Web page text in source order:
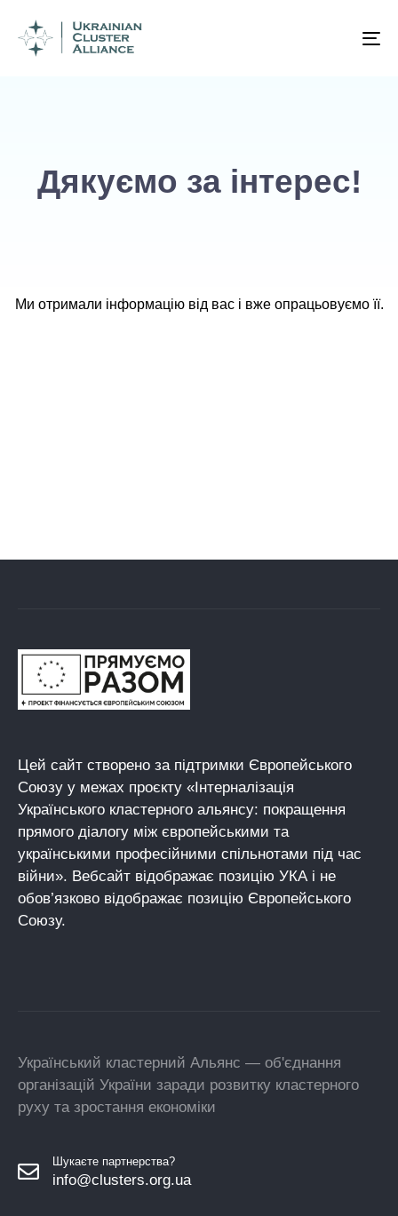
Дякуємо за інтерес!
Ми отримали інформацію від вас і вже опрацьовуємо її.
Цей сайт створено за підтримки Європейського
Союзу у межах проєкту «Інтерналізація
Українського кластерного альянсу: покращення
прямого діалогу між європейськими та
українськими професійними спільнотами під час
війни». Вебсайт відображає позицію УКА і не
обов’язково відображає позицію Європейського
Союзу.
Український кластерний Альянс — об'єднання
організацій України заради розвитку кластерного
руху та зростання економіки
Шукаєте партнерства?
info@clusters.org.ua